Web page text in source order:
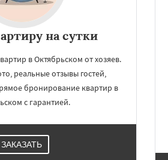
на сутки
в Октябрьском от хозяев.
реальные отзывы гостей,
бронирование квартир в
с гарантией.
ЗАКАЗАТЬ